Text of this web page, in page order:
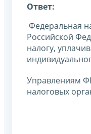
Ответ:
Федеральная
Российской
налогу,
Управлениям
налоговых